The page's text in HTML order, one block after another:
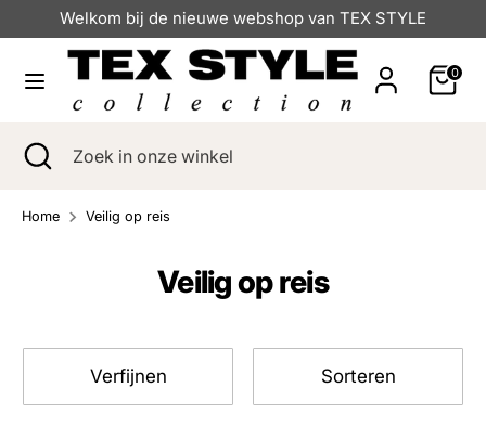
naar
inhoud
Welkom bij de nieuwe webshop van TEX STYLE
0
ZoekenZoek
onze
Zoeken
Zoek
onze
Zoekopdracht
sluiten
Home Veilig op reis
Veilig op reis
Verfijnen Sorteren